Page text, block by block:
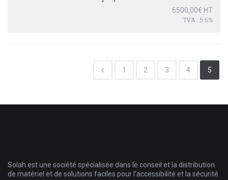
6500,00€ HT
TVA : 5.5%
1 2 3 4 5
Solah est une société spécialisée dans le conseil et la distribution
de matériel et de solutions faciles pour l’accessibilité et la sécurité